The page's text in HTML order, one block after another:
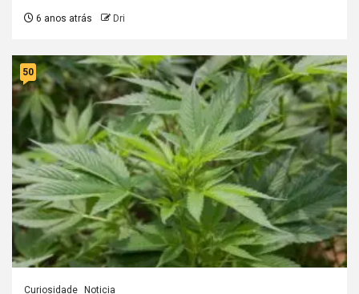
6 anos atrás Dri
50
Curiosidade Noticia